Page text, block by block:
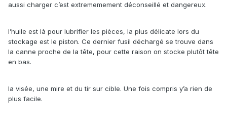
aussi charger c’est extrememement déconseillé et dangereux.
l’huile est là pour lubrifier les pièces, la plus délicate lors du
stockage est le piston. Ce dernier fusil déchargé se trouve dans
la canne proche de la tête, pour cette raison on stocke plutôt tête
en bas.
la visée, une mire et du tir sur cible. Une fois compris y’a rien de
plus facile.